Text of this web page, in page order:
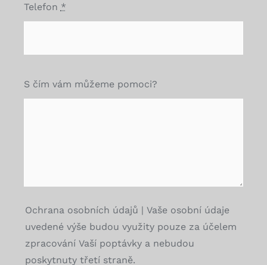
Telefon *
S čím vám můžeme pomoci?
Ochrana osobních údajů | Vaše osobní údaje
uvedené výše budou využity pouze za účelem
zpracování Vaší poptávky a nebudou
poskytnuty třetí straně.